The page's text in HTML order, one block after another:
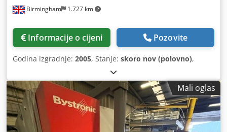
Birmingham 1.727 km
Informacije o cijeni Pozovite
Godina izgradnje: 2005, Stanje: skoro nov (polovno),
Mali oglas